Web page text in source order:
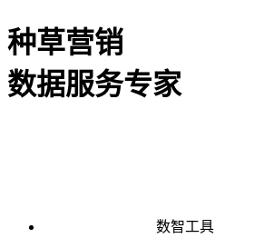
种草营销
数据服务专家
数智工具